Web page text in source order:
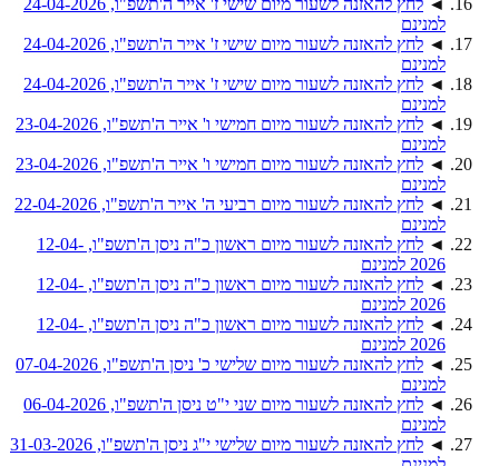
◄
לחץ להאזנה לשעור מיום שישי ז' אייר ה'תשפ"ו, 24-04-2026
למנינם
◄
לחץ להאזנה לשעור מיום שישי ז' אייר ה'תשפ"ו, 24-04-2026
למנינם
◄
לחץ להאזנה לשעור מיום שישי ז' אייר ה'תשפ"ו, 24-04-2026
למנינם
◄
לחץ להאזנה לשעור מיום חמישי ו' אייר ה'תשפ"ו, 23-04-2026
למנינם
◄
לחץ להאזנה לשעור מיום חמישי ו' אייר ה'תשפ"ו, 23-04-2026
למנינם
◄
לחץ להאזנה לשעור מיום רביעי ה' אייר ה'תשפ"ו, 22-04-2026
למנינם
◄
לחץ להאזנה לשעור מיום ראשון כ"ה ניסן ה'תשפ"ו, 12-04-
2026 למנינם
◄
לחץ להאזנה לשעור מיום ראשון כ"ה ניסן ה'תשפ"ו, 12-04-
2026 למנינם
◄
לחץ להאזנה לשעור מיום ראשון כ"ה ניסן ה'תשפ"ו, 12-04-
2026 למנינם
◄
לחץ להאזנה לשעור מיום שלישי כ' ניסן ה'תשפ"ו, 07-04-2026
למנינם
◄
לחץ להאזנה לשעור מיום שני י"ט ניסן ה'תשפ"ו, 06-04-2026
למנינם
◄
לחץ להאזנה לשעור מיום שלישי י"ג ניסן ה'תשפ"ו, 31-03-2026